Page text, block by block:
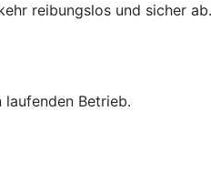
reibungslos und sicher ab.
laufenden Betrieb.